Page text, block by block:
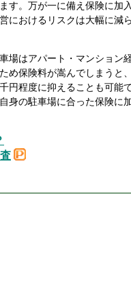
す。万が一に備え保険に加
におけるリスクは大幅に減
場はアパート・マンション
め保険料が嵩んでしまうと
円程度に抑えることも可能
身の駐車場に合った保険に